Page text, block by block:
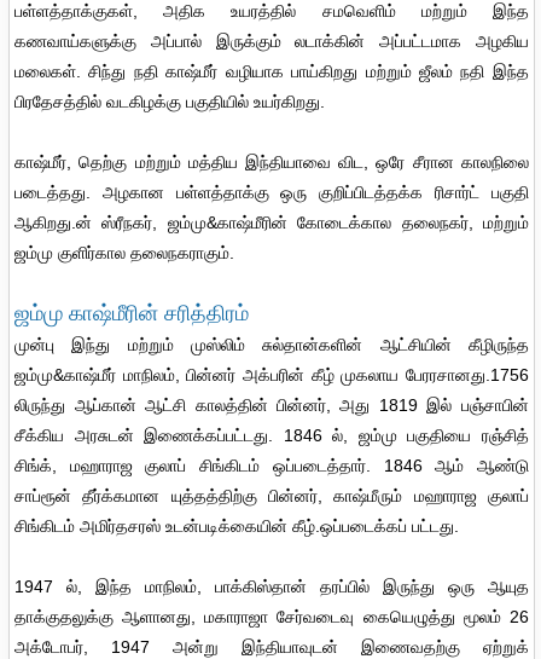
பள்ளத்தாக்குகள், அதிக உயரத்தில் சமவெளிம் மற்றும் இந்த
கணவாய்களுக்கு அப்பால் இருக்கும் லடாக்கின் அப்பட்டமாக அழகிய
மலைகள். சிந்து நதி காஷ்மீர் வழியாக பாய்கிறது மற்றும் ஜீலம் நதி இந்த
பிரதேசத்தில் வடகிழக்கு பகுதியில் உயர்கிறது.
காஷ்மீர், தெற்கு மற்றும் மத்திய இந்தியாவை விட, ஒரே சீரான காலநிலை
படைத்தது. அழகான பள்ளத்தாக்கு ஒரு குறிப்பிடத்தக்க ரிசார்ட் பகுதி
ஆகிறது.ன் ஸ்ரீநகர், ஜம்மு&காஷ்மீரின் கோடைக்கால தலைநகர், மற்றும்
ஜம்மு குளிர்கால தலைநகராகும்.
ஜம்மு காஷ்மீரின் சரித்திரம்
முன்பு இந்து மற்றும் முஸ்லிம் சுல்தான்களின் ஆட்சியின் கீழிருந்த
ஜம்மு&காஷ்மீர் மாநிலம், பின்னர் அக்பரின் கீழ் முகலாய பேரரசானது.1756
லிருந்து ஆப்கான் ஆட்சி காலத்தின் பின்னர், அது 1819 இல் பஞ்சாபின்
சீக்கிய அரசுடன் இணைக்கப்பட்டது. 1846 ல், ஜம்மு பகுதியை ரஞ்சித்
சிங்க், மஹாராஜ குலாப் சிங்கிடம் ஒப்படைத்தார். 1846 ஆம் ஆண்டு
சாப்ரூன் தீர்க்கமான யுத்தத்திற்கு பின்னர், காஷ்மீரும் மஹாராஜ குலாப்
சிங்கிடம் அமிர்தசரஸ் உடன்படிக்கையின் கீழ்.ஒப்படைக்கப் பட்டது.
1947 ல், இந்த மாநிலம், பாக்கிஸ்தான் தரப்பில் இருந்து ஒரு ஆயுத
தாக்குதலுக்கு ஆளானது, மகாராஜா சேர்வடைவு கையெழுத்து மூலம் 26
அக்டோபர், 1947 அன்று இந்தியாவுடன் இணைவதற்கு ஏற்றுக்